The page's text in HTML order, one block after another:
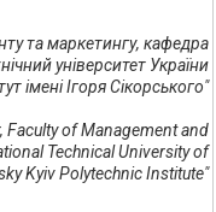
та маркетингу, кафедра
університет України
імені Ігоря Сікорського"
of Management and
Technical University of
Kyiv Polytechnic Institute"